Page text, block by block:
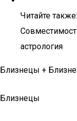
Читайте также:
астрология
Близнецы +
Близнецы